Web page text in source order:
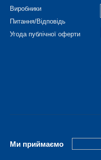
Виробники
Питання/Відповідь
Угода публічної оферти
Ми приймаємо